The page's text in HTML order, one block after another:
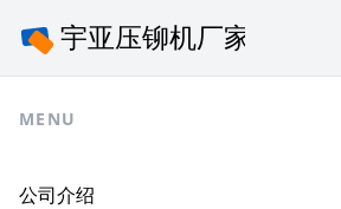
MENU
公司介绍